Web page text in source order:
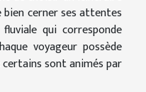
bien cerner ses attentes
qui corresponde
voyageur possède
sont animés par